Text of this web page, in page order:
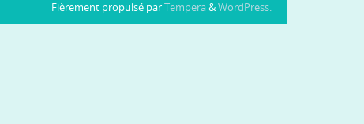
Fièrement propulsé parTempera&WordPress.